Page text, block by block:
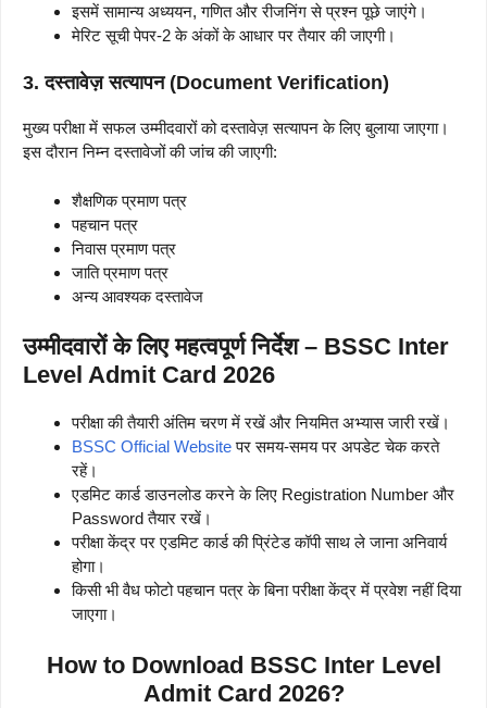
इसमें सामान्य अध्ययन, गणित और रीजनिंग से प्रश्न पूछे जाएंगे।
मेरिट सूची पेपर-2 के अंकों के आधार पर तैयार की जाएगी।
3. दस्तावेज़ सत्यापन (Document Verification)
मुख्य परीक्षा में सफल उम्मीदवारों को दस्तावेज़ सत्यापन के लिए बुलाया जाएगा।
इस दौरान निम्न दस्तावेजों की जांच की जाएगी:
शैक्षणिक प्रमाण पत्र
पहचान पत्र
निवास प्रमाण पत्र
जाति प्रमाण पत्र
अन्य आवश्यक दस्तावेज
उम्मीदवारों के लिए महत्वपूर्ण निर्देश – BSSC Inter
Level Admit Card 2026
परीक्षा की तैयारी अंतिम चरण में रखें और नियमित अभ्यास जारी रखें।
BSSC Official Websiteपर समय-समय पर अपडेट चेक करते
रहें।
एडमिट कार्ड डाउनलोड करने के लिए Registration Number और
Password तैयार रखें।
परीक्षा केंद्र पर एडमिट कार्ड की प्रिंटेड कॉपी साथ ले जाना अनिवार्य
होगा।
किसी भी वैध फोटो पहचान पत्र के बिना परीक्षा केंद्र में प्रवेश नहीं दिया
जाएगा।
How to Download BSSC Inter Level
Admit Card 2026?